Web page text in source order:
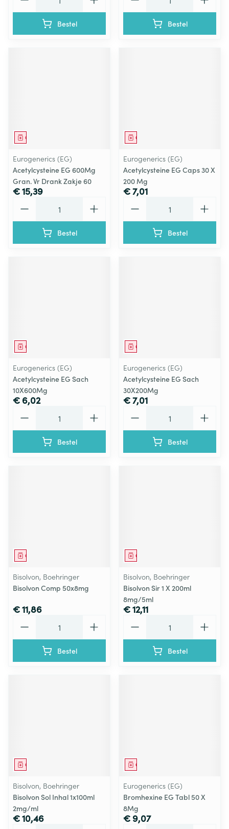
Bestel Bestel
Geneesmiddel
Eurogenerics (EG)
Acetylcysteine EG 600Mg
Gran. Vr Drank Zakje 60
€ 15,39
Bestel
Geneesmiddel
Eurogenerics (EG)
Acetylcysteine EG Caps 30 X
200 Mg
€ 7,01
Bestel
Geneesmiddel
Eurogenerics (EG)
Acetylcysteine EG Sach
10X600Mg
€ 6,02
Bestel
Geneesmiddel
Eurogenerics (EG)
Acetylcysteine EG Sach
30X200Mg
€ 7,01
Bestel
Geneesmiddel
Bisolvon, Boehringer
Bisolvon Comp 50x8mg
€ 11,86
Bestel
Geneesmiddel
Bisolvon, Boehringer
Bisolvon Sir 1 X 200ml
8mg/5ml
€ 12,11
Bestel
Geneesmiddel
Bisolvon, Boehringer
Bisolvon Sol Inhal 1x100ml
2mg/ml
€ 10,46
Geneesmiddel
Eurogenerics (EG)
Bromhexine EG Tabl 50 X
8Mg
€ 9,07